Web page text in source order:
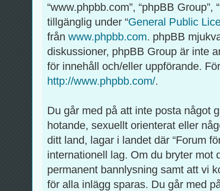
“www.phpbb.com”, “phpBB
tillgänglig under “General Public
från www.phpbb.com. phpBB
diskussioner, phpBB Group är inte
för innehåll och/eller uppförande.
http://www.phpbb.com/.
Du går med på att inte posta något
hotande, sexuellt orienterat eller
ditt land, lagar i landet där “Forum
internationell lag. Om du bryter mot
permanent bannlysning samt att vi
för alla inlägg sparas. Du går med